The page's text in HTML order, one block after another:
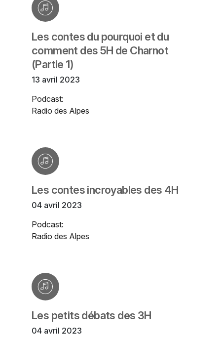
Les contes du pourquoi et du
comment des 5H de Charnot
(Partie 1)
13 avril 2023
Podcast:
Radio des Alpes
Les contes incroyables des 4H
04 avril 2023
Podcast:
Radio des Alpes
Les petits débats des 3H
04 avril 2023